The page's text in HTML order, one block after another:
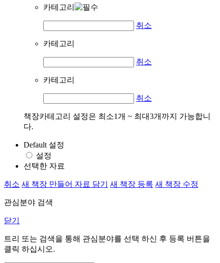
카테고리
취소
카테고리
취소
카테고리
취소
책장카테고리 설정은 최소1개 ~ 최대3개까지 가능합니
다.
Default 설정
설정
선택한 자료
취소 새 책장 만들어 자료 담기 새 책장 등록 새 책장 수정
관심분야 검색
닫기
트리 또는 검색을 통해 관심분야를 선택 하신 후 등록 버튼을
클릭 하십시오.